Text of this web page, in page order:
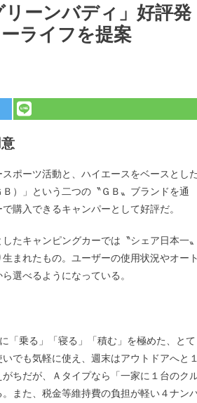
ーンバディ」好評発
ライフを提案
ポーツ活動と、ハイエースをベースとし
）」という二つの〝ＧＢ〟ブランドを通
購入できるキャンパーとして好評だ。
たキャンピングカーでは〝シェア日本一
まれたもの。ユーザーの使用状況やオー
選べるようになっている。
「乗る」「寝る」「積む」を極めた、とて
でも気軽に使え、週末はアウトドアへと
ちだが、Ａタイプなら「一家に１台のク
また、税金等維持費の負担が軽い４ナン